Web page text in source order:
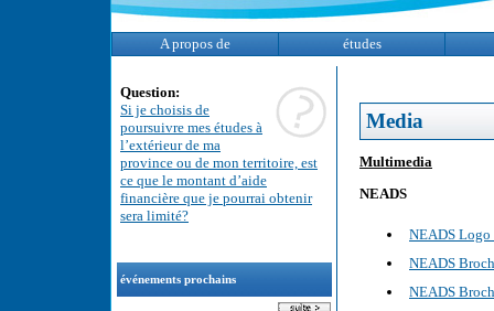
A propos de études
Question:
Si je choisis de
poursuivre mes études à
l’extérieur de ma
province ou de mon territoire, est
ce que le montant d’aide
financière que je pourrai obtenir
sera limité?
événements prochains
Media
Multimedia
NEADS
NEADS Logo
NEADS
NEADS